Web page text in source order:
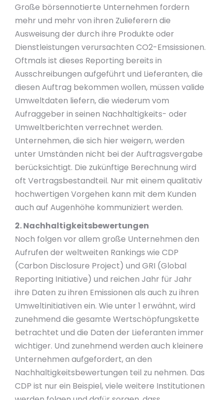
Große börsennotierte Unternehmen fordern
mehr und mehr von ihren Zulieferern die
Ausweisung der durch ihre Produkte oder
Dienstleistungen verursachten CO2-Emsissionen.
Oftmals ist dieses Reporting bereits in
Ausschreibungen aufgeführt und Lieferanten, die
diesen Auftrag bekommen wollen, müssen valide
Umweltdaten liefern, die wiederum vom
Aufraggeber in seinen Nachhaltigkeits- oder
Umweltberichten verrechnet werden.
Unternehmen, die sich hier weigern, werden
unter Umständen nicht bei der Auftragsvergabe
berücksichtigt. Die zukünftige Berechnung wird
oft Vertragsbestandteil. Nur mit einem qualitativ
hochwertigen Vorgehen kann mit dem Kunden
auch auf Augenhöhe kommuniziert werden.
2. Nachhaltigkeitsbewertungen
Noch folgen vor allem große Unternehmen den
Aufrufen der weltweiten Rankings wie CDP
(Carbon Disclosure Project) und GRI (Global
Reporting Initiative) und reichen Jahr für Jahr
ihre Daten zu ihren Emissionen als auch zu ihren
Umweltinitiativen ein. Wie unter 1 erwähnt, wird
zunehmend die gesamte Wertschöpfungskette
betrachtet und die Daten der Lieferanten immer
wichtiger. Und zunehmend werden auch kleinere
Unternehmen aufgefordert, an den
Nachhaltigkeitsbewertungen teil zu nehmen. Das
CDP ist nur ein Beispiel, viele weitere Institutionen